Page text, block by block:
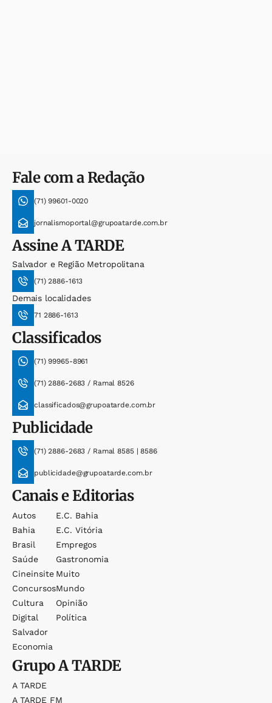
Fale com a Redação
(71) 99601-0020
jornalismoportal@grupoatarde.com.br
AssineA TARDE
Salvador e Região Metropolitana
(71) 2886-1613
Demais localidades
71 2886-1613
Classificados
(71) 99965-8961
(71) 2886-2683 / Ramal 8526
classificados@grupoatarde.com.br
Publicidade
(71) 2886-2683 / Ramal 8585 | 8586
publicidade@grupoatarde.com.br
Canais e Editorias
Autos
Bahia
Brasil
Saúde
Cineinsite
Concursos
Cultura
Digital
Salvador
Economia
E.c. Bahia
E.c. Vitória
Empregos
Gastronomia
Muito
Mundo
Opinião
Política
GrupoA TARDE
A TARDE
A TARDE FM